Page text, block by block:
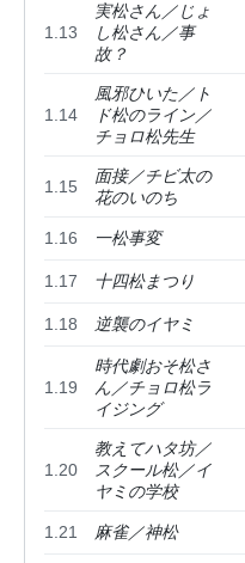
1.13
実松さん／じょ
し松さん／事
故？
1.14
風邪ひいた／ト
ド松のライン／
チョロ松先生
1.15
面接／チビ太の
花のいのち
1.16 一松事変
1.17 十四松まつり
1.18 逆襲のイヤミ
1.19
時代劇おそ松さ
ん／チョロ松ラ
イジング
1.20
教えてハタ坊／
スクール松／イ
ヤミの学校
1.21 麻雀／神松